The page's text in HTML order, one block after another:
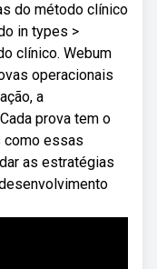
do método clínico
in types >
clínico. Webum
operacionais
a
prova tem o
como essas
as estratégias